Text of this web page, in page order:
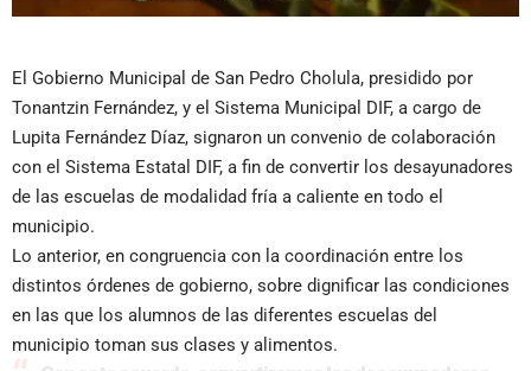
El Gobierno Municipal de San Pedro Cholula, presidido por
Tonantzin Fernández, y el Sistema Municipal DIF, a cargo de
Lupita Fernández Díaz, signaron un convenio de colaboración
con el Sistema Estatal DIF, a fin de convertir los desayunadores
de las escuelas de modalidad fría a caliente en todo el
municipio.
Lo anterior, en congruencia con la coordinación entre los
distintos órdenes de gobierno, sobre dignificar las condiciones
en las que los alumnos de las diferentes escuelas del
municipio toman sus clases y alimentos.